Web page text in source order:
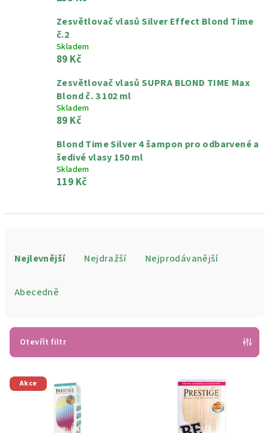
Zesvětlovač vlasů Silver Effect Blond Time
č.2
Skladem
89 Kč
Zesvětlovač vlasů SUPRA BLOND TIME Max
Blond č. 3 102 ml
Skladem
89 Kč
Blond Time Silver 4 šampon pro odbarvené a
šedivé vlasy 150 ml
Skladem
119 Kč
r
o
d
Nejlevnější Nejdražší Nejprodávanější
Abecedně
Otevřít filtr
V
ý Akce